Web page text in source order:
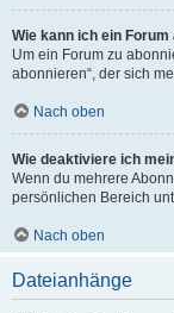
Wie kann ich ein
Um ein Forum zu
abonnieren“, der sich
Nach oben
Wie deaktiviere ich
Wenn du mehrere
persönlichen Bereich
Nach oben
Dateianhänge